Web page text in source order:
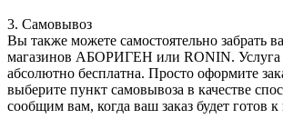
3. Самовывоз
Вы также можете самостоятельно забрать
магазинов АБОРИГЕН или RONIN. Услуга
абсолютно бесплатна. Просто оформите
выберите пункт самовывоза в качестве
сообщим вам, когда ваш заказ будет готов к